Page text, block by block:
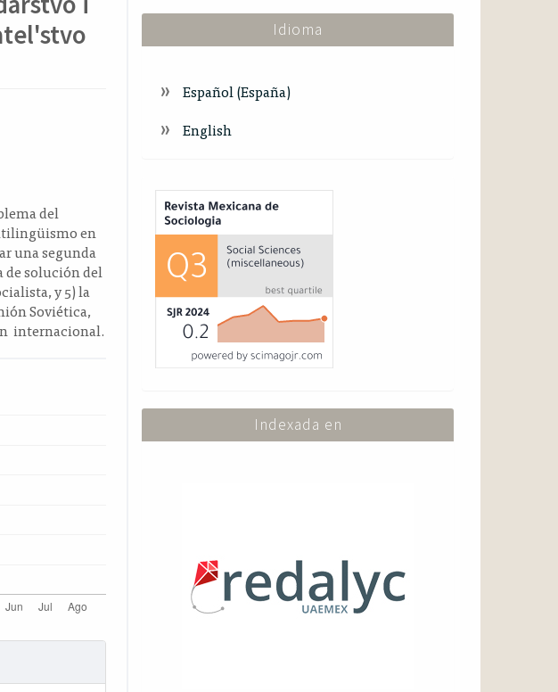
del
en
una segunda
de solución del
y 5) la
Soviética,
internacional.
Idioma
Español (España)
English
Index
Indexada en